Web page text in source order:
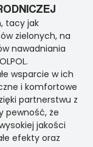
tacy jak
zielonych, na
nawadniania
wsparcie w ich
i komfortowe
partnerstwu z
pewność, że
jakości
efekty oraz